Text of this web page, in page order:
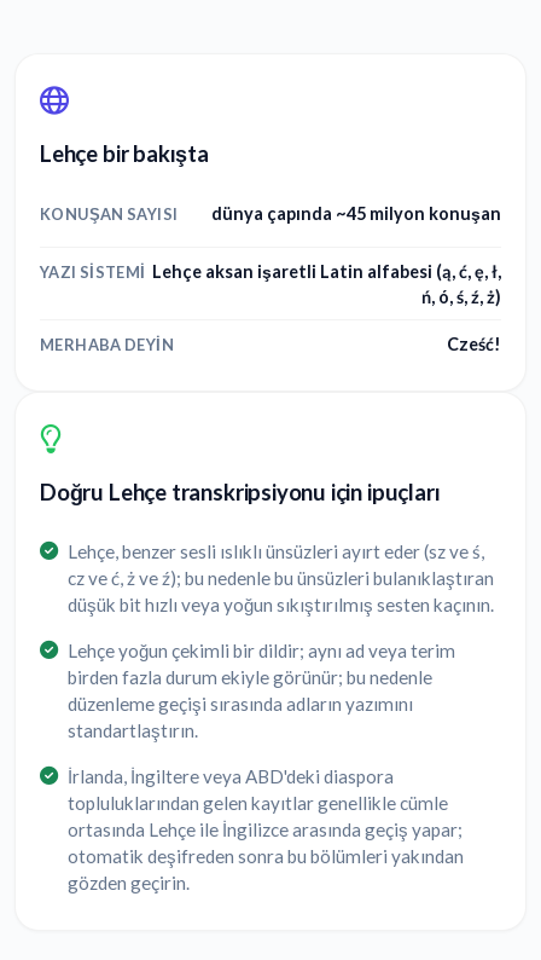
Lehçe bir bakışta
KONUŞAN SAYISI dünya çapında ~45 milyon konuşan
YAZI SISTEMI Lehçe aksan işaretli Latin alfabesi (ą, ć, ę, ł,
ń, ó, ś, ź, ż)
MERHABA DEYIN Cześć!
Doğru Lehçe transkripsiyonu için ipuçları
Lehçe, benzer sesli ıslıklı ünsüzleri ayırt eder (sz ve ś,
cz ve ć, ż ve ź); bu nedenle bu ünsüzleri bulanıklaştıran
düşük bit hızlı veya yoğun sıkıştırılmış sesten kaçının.
Lehçe yoğun çekimli bir dildir; aynı ad veya terim
birden fazla durum ekiyle görünür; bu nedenle
düzenleme geçişi sırasında adların yazımını
standartlaştırın.
İrlanda, İngiltere veya ABD'deki diaspora
topluluklarından gelen kayıtlar genellikle cümle
ortasında Lehçe ile İngilizce arasında geçiş yapar;
otomatik deşifreden sonra bu bölümleri yakından
gözden geçirin.